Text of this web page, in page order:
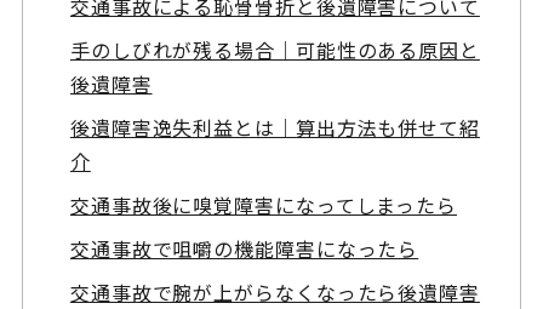
手のしびれが残る場合｜可能性のある原因と
後遺障害
後遺障害逸失利益とは｜算出方法も併せて紹
介
交通事故後に嗅覚障害になってしまったら
交通事故で咀嚼の機能障害になったら
交通事故で腕が上がらなくなったら後遺障害